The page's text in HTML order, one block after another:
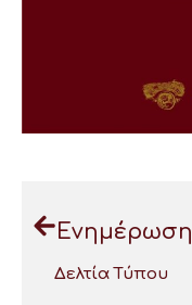
Ενημέρωση
Δελτία Τύπου